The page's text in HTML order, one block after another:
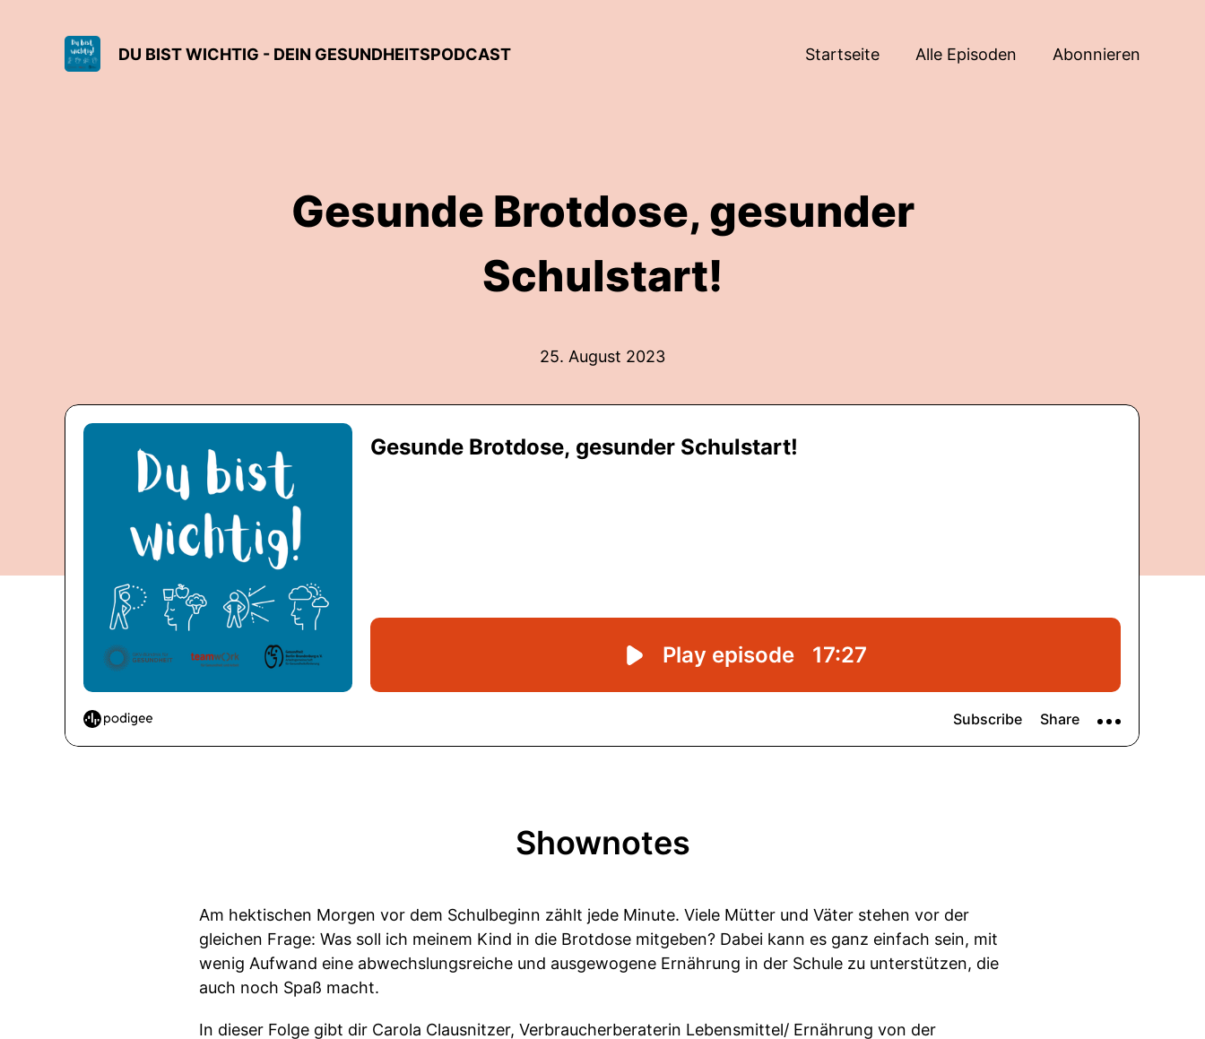
DU BIST WICHTIG - DEIN GESUNDHEITSPODCAST Startseite Alle Episoden Abonnieren
Gesunde Brotdose, gesunder
Schulstart!
25. August 2023
Shownotes
Am hektischen Morgen vor dem Schulbeginn zählt jede Minute. Viele Mütter und Väter stehen vor der
gleichen Frage: Was soll ich meinem Kind in die Brotdose mitgeben? Dabei kann es ganz einfach sein, mit
wenig Aufwand eine abwechslungsreiche und ausgewogene Ernährung in der Schule zu unterstützen, die
auch noch Spaß macht.
In dieser Folge gibt dir Carola Clausnitzer, Verbraucherberaterin Lebensmittel/ Ernährung von der